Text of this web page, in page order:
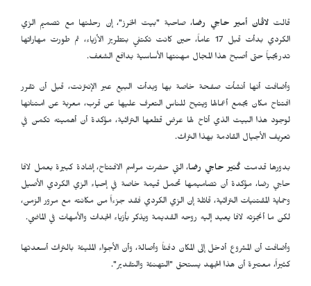
قالتلاڤان أمير حاجي رضا، صاحبة "بيت الخرز"، إن رحلتها مع تصميم الزي
الكردي بدأت قبل 17 عاماً، حين كانت تكتفي بتطريز الأزياء، ثم طورت مهاراتها
تدريجياً حتى أصبح هذا المجال مهنتها الأساسية بدافع الشغف.
وأضافت أنها أنشأت صفحة خاصة بها وبدأت البيع عبر الإنترنت، قبل أن تقرر
افتتاح مكان يجمع أعمالها ويتيح للناس التعرف عليها عن قرب، معربة عن امتنانها
لوجود هذا البيت الذي أتاح لها عرض قطعها التراثية، مؤكدة أن أهميته تكمن في
تعريف الأجيال القادمة بهذا التراث.
بدورها قدمت كُنير حاجي رضا، التي حضرت مراسم الافتتاح، إشادة كبيرة بعمل لافا
حاجي رضا، مؤكدة أن تصاميمها تحمل قيمة خاصة في إحياء الزي الكردي الأصيل
وحماية المقتنيات التراثية، قائلة إن الزي الكردي فقد جزءاً من مكانته مع مرور الزمن،
لكن ما أنجزته لافا يعيد إليه روحه القديمة ويذكر بأزياء الجدات والأمهات في الماضي.
وأضافت أن المشروع أدخل إلى المكان دفئاً وأصالة، وأن الأجواء المليئة بالتراث أسعدتها
كثيراً، معتبرة أن هذا الجهد يستحق "التهنئة والتقدير".